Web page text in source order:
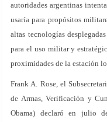
autoridades argentinas
usaría para propósitos
altas tecnologías
para el uso militar y
proximidades de la estación
Frank A. Rose, el
de Armas, Verificación y
Obama) declaró en julio